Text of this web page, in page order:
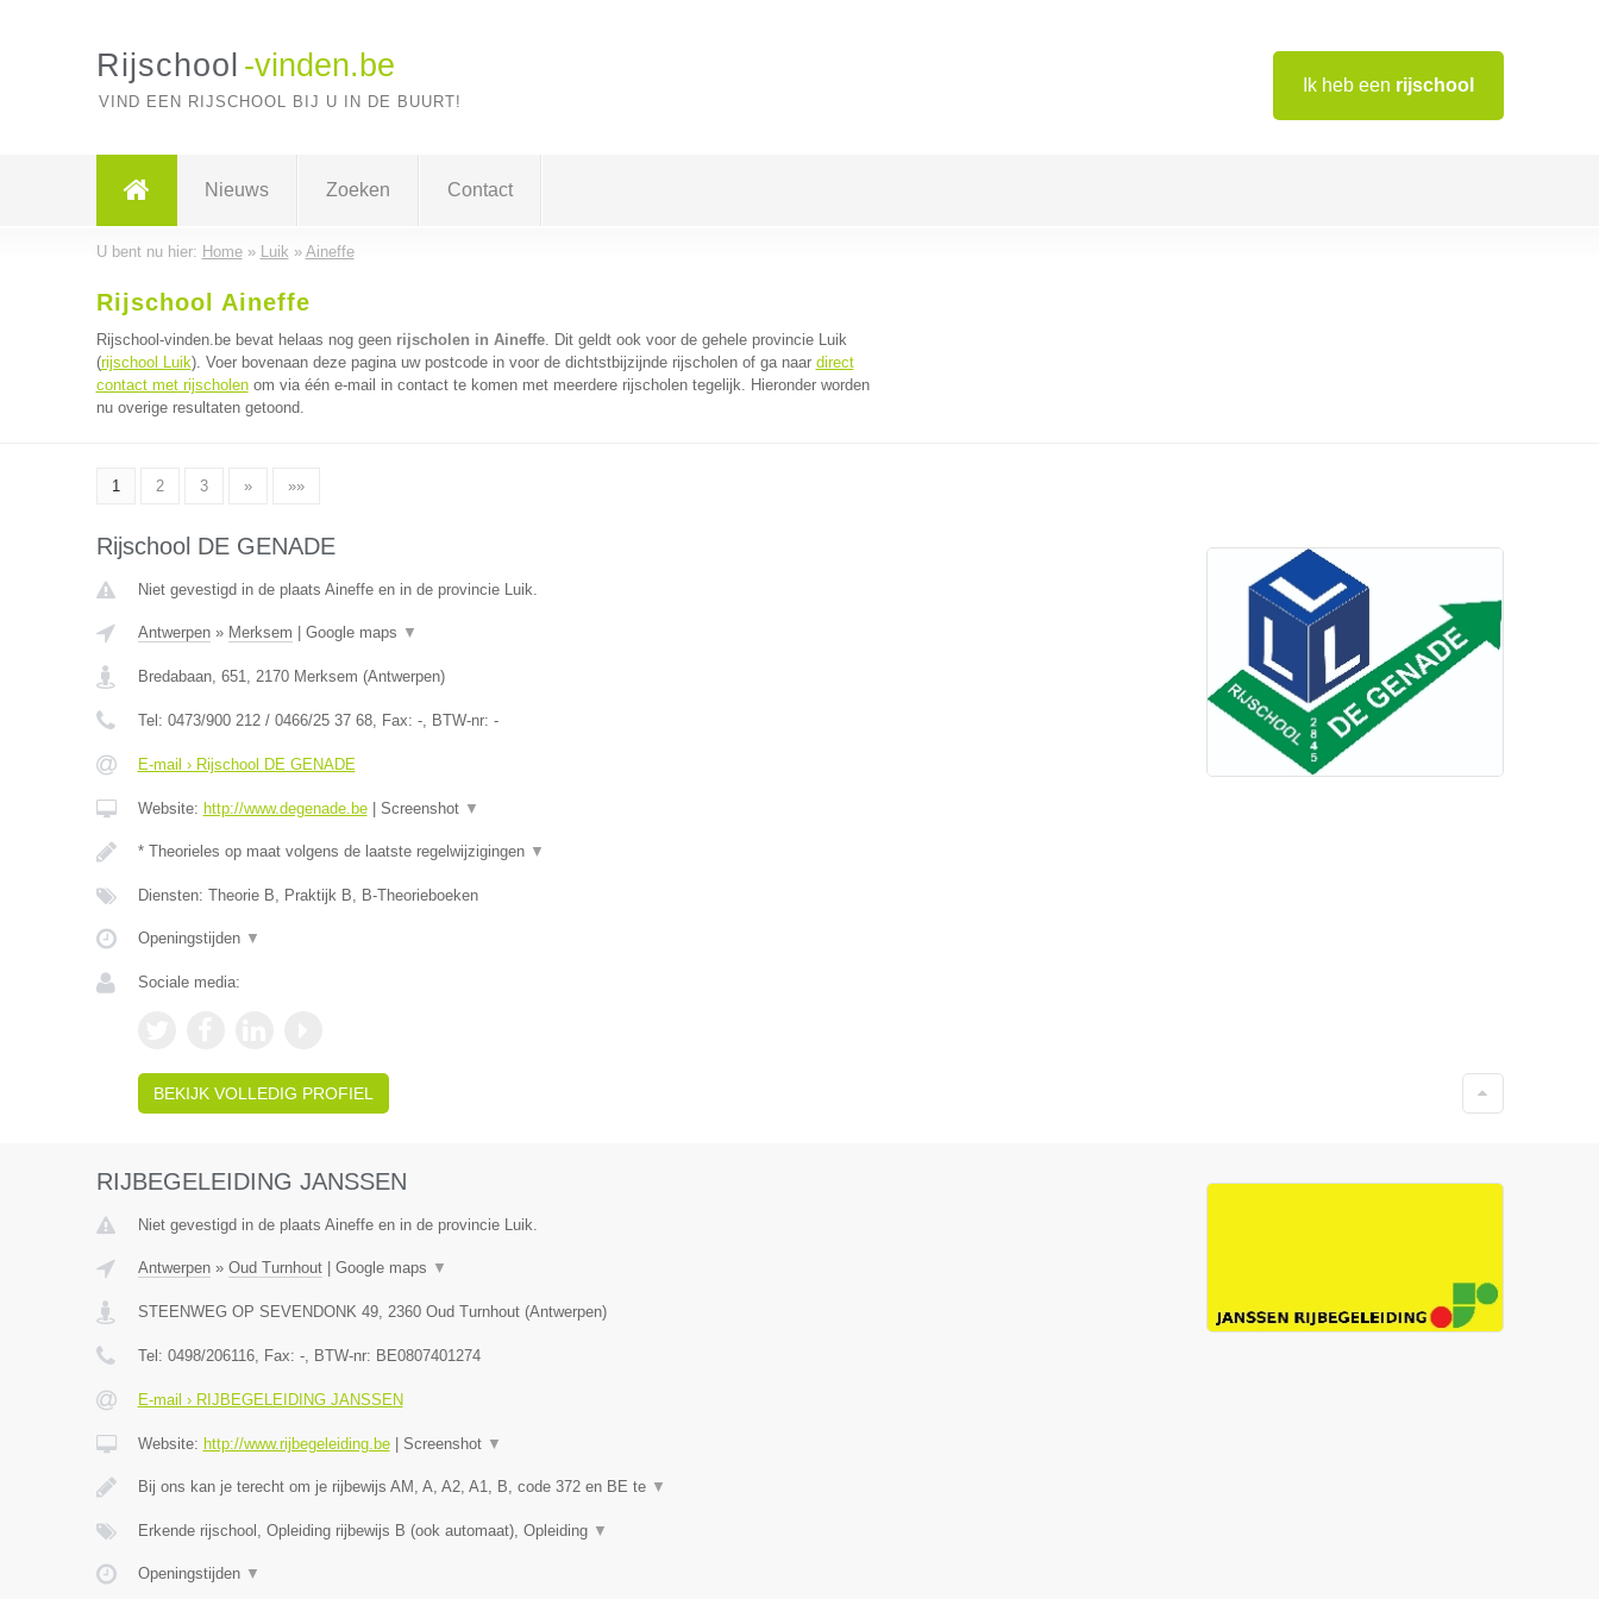
Ik heb een rijschool
Rijschool -vinden.be
VIND EEN RIJSCHOOL BIJ U IN DE BUURT!
Nieuws Zoeken Contact
U bent nu hier: Home» Luik » Aineffe
Rijschool Aineffe
Rijschool-vinden.be bevat helaas nog geen rijscholen in Aineffe. Dit geldt ook voor de gehele provincie Luik
(rijschool Luik). Voer bovenaan deze pagina uw postcode in voor de dichtstbijzijnde rijscholen of ga naar direct
contact met rijscholenom via één e-mail in contact te komen met meerdere rijscholen tegelijk. Hieronder worden
nu overige resultaten getoond.
1 2 3 » »»
Rijschool DE GENADE
Niet gevestigd in de plaats Aineffe en in de provincie Luik.
Antwerpen» Merksem Google maps ▼
Bredabaan, 651, 2170 Merksem (Antwerpen)
Tel: 0473/900 212 / 0466/25 37 68, Fax: -, BTW-nr: -
E-mail › Rijschool DE GENADE
Website: http://www.degenade.be| Screenshot ▼
* Theorieles op maat volgens de laatste regelwijzigingen ▼
Diensten: Theorie B, Praktijk B, B-Theorieboeken
Openingstijden ▼
Sociale media:
BEKIJK VOLLEDIG PROFIEL
RIJBEGELEIDING JANSSEN
Niet gevestigd in de plaats Aineffe en in de provincie Luik.
Antwerpen» Oud Turnhout| Google maps ▼
STEENWEG OP SEVENDONK 49, 2360 Oud Turnhout(Antwerpen)
Tel: 0498/206116, Fax: -, BTW-nr: BE0807401274
E-mail › RIJBEGELEIDING JANSSEN
Website: http://www.rijbegeleiding.be| Screenshot ▼
Bij ons kan je terecht om je rijbewijs AM, A, A2, A1, B, code 372 en BE te ▼
Erkende rijschool, Opleiding rijbewijs B (ook automaat), Opleiding ▼
Openingstijden ▼